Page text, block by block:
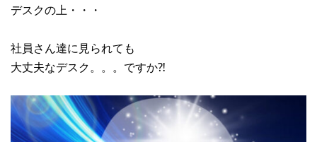
デスクの上・・・
社員さん達に見られても
大丈夫なデスク。。。ですか⁈